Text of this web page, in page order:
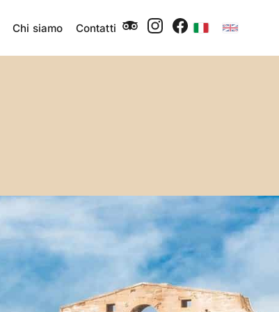
Chi siamo Contatti